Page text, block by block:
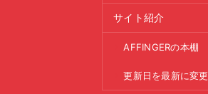
サイト紹介
AFFINGERの本棚
更新日を最新に変更